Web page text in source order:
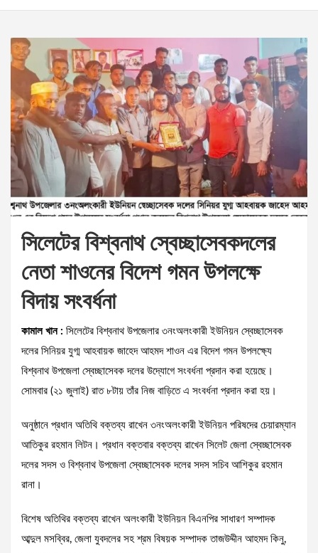
সিলেটের বিশ্বনাথ স্বেচ্ছাসেবকদলের
নেতা শাওনের বিদেশ গমন উপলক্ষে
বিদায় সংবর্ধনা
কামাল খান : সিলেটের বিশ্বনাথ উপজেলার ৩নংঅলংকারী ইউনিয়ন স্বেচ্ছাসেবক
দলের সিনিয়র যুগ্ম আহবায়ক জাহেদ আহমদ শাওন এর বিদেশ গমন উপলক্ষ্যে
বিশ্বনাথ উপজেলা স্বেচ্ছাসেবক দলের উদ্যোগে সংবর্ধনা প্রদান করা হয়েছে।
সোমবার (২১ জুলাই) রাত ৮টায় তাঁর নিজ বাড়িতে এ সংবর্ধনা প্রদান করা হয়।
অনুষ্ঠানে প্রধান অতিথি বক্তব্য রাখেন ৩নংঅলংকারী ইউনিয়ন পরিষদের চেয়ারম্যান
আতিকুর রহমান লিটন। প্রধান বক্তবার বক্তব্য রাখেন সিলেট জেলা স্বেচ্ছাসেবক
দলের সদস ও বিশ্বনাথ উপজেলা স্বেচ্ছাসেবক দলের সদস সচিব আশিকুর রহমান
রানা।
বিশেষ অতিথির বক্তব্য রাখেন অলংকারী ইউনিয়ন বিএনপির সাধারণ সম্পাদক
আব্দুল মসব্বির, জেলা যুবদলের সহ শ্রম বিষয়ক সম্পাদক তাজউদ্দীন আহমদ কিনু,